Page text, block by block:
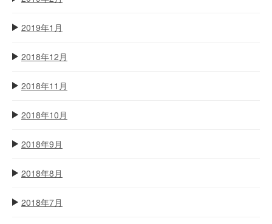
2019年1月
2018年12月
2018年11月
2018年10月
2018年9月
2018年8月
2018年7月